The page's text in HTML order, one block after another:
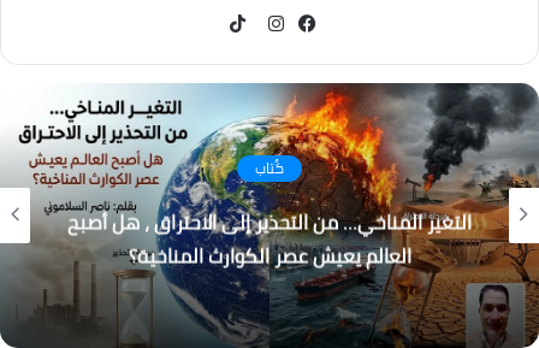
كُتاب
باب المندب.. لماذا أصبحت إيران والحوثيون التهديد
الأكبر لاستقرار المنطقة؟